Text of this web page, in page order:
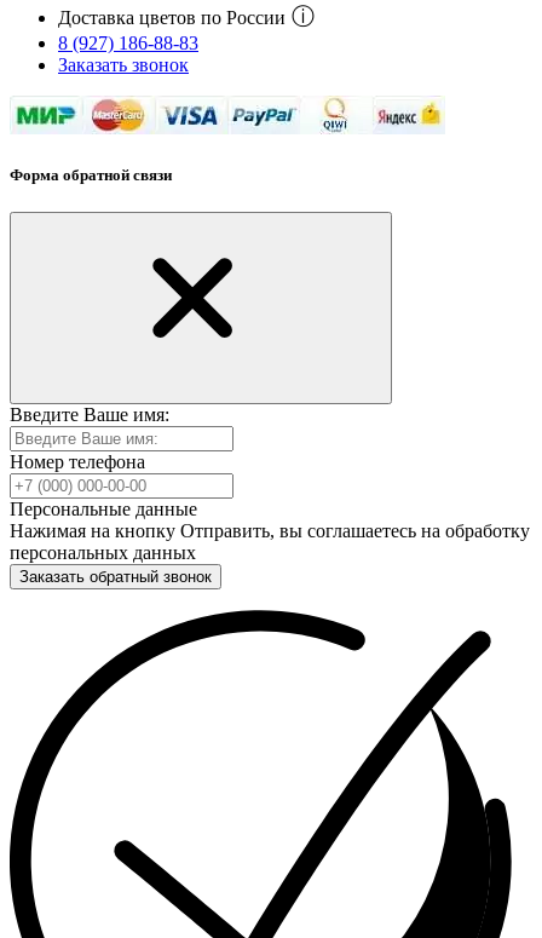
Доставка цветов по России ⓘ
8 (927) 186-88-83
Заказать звонок
Форма обратной связи
Введите Ваше имя:
Номер телефона
Персональные данные
Нажимая на кнопку Отправить, вы соглашаетесь на обработку
персональных данных
Заказать обратный звонок